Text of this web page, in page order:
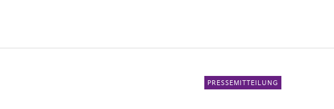
PRESSEMITTEILUNG